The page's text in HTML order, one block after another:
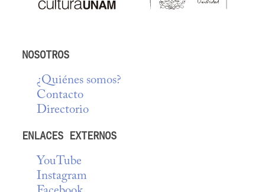
NOSOTROS
¿Quiénes somos?
Contacto
Directorio
ENLACES EXTERNOS
YouTube
Instagram